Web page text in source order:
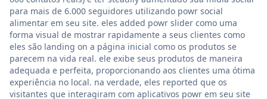
para mais de 6.000 seguidores utilizando powr social
alimentar em seu site. eles added powr slider como uma
forma visual de mostrar rapidamente a seus clientes como
eles são landing on a página inicial como os produtos se
parecem na vida real. ele exibe seus produtos de maneira
adequada e perfeita, proporcionando aos clientes uma ótima
experiência no local. na verdade, eles reported que os
visitantes que interagiram com aplicativos powr em seu site